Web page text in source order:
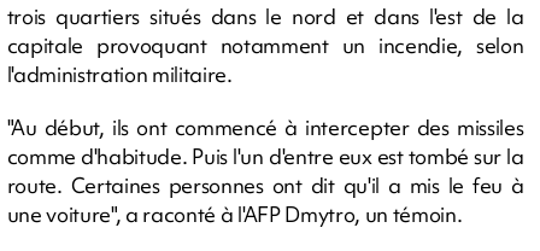
trois quartiers situés dans le nord et dans l'est de la
capitale provoquant notamment un incendie, selon
l'administration militaire.
"Au début, ils ont commencé à intercepter des missiles
comme d'habitude. Puis l'un d'entre eux est tombé sur la
route. Certaines personnes ont dit qu'il a mis le feu à
une voiture", a raconté à l'AFP Dmytro, un témoin.